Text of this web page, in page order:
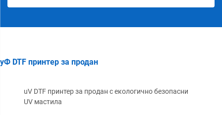
уФ DTF принтер за продан
uV DTF принтер за продан с екологично безопасни
UV мастила